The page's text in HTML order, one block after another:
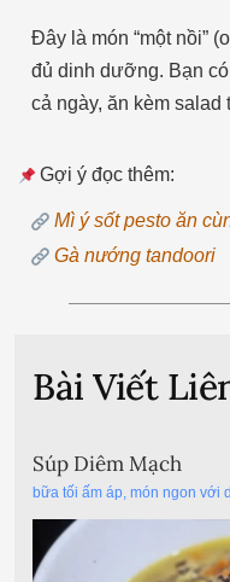
Đây là món “một nồi”
đủ dinh dưỡng. Bạn
cả ngày, ăn kèm
Gợi ý đọc thêm:
Mì ý sốt pesto ăn
Gà nướng tandoori
Bài Viết
Súp Diêm Mạch
bữa tối ấm áp, món ngon với